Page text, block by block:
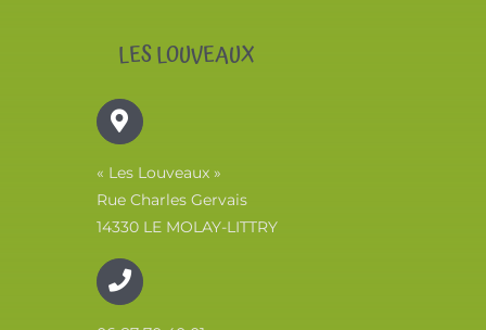
LES LOUVEAUX
« Les Louveaux »
Rue Charles Gervais
14330 LE MOLAY-LITTRY